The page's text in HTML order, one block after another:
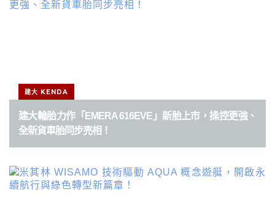
建大 KENDA
建大輪胎力作「EMERA 616EVE」新胎上市，操控更強、
全新貨車胎同步亮相！